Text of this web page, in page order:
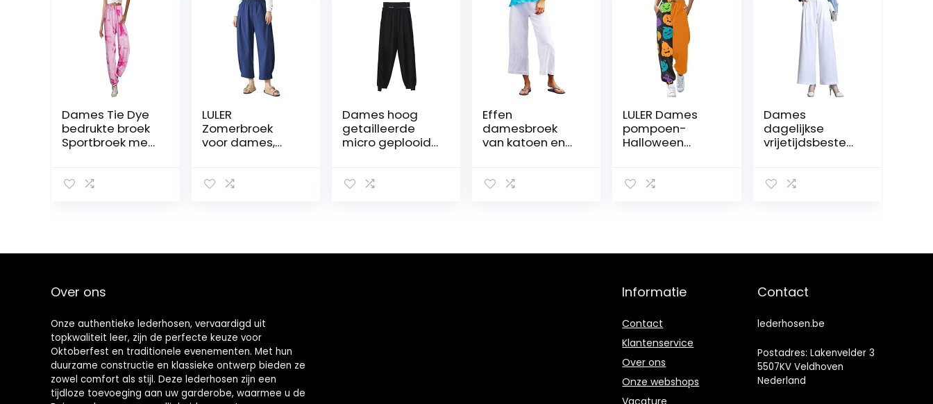
Dames Tie Dye
bedrukte broek
Sportbroek met
Hardloopbroek
LULER
Zomerbroek
voor dames,
lange broek met
Dames hoog
getailleerde
micro geplooide
joggingbroek
Effen
damesbroek
van katoen en
wijde pijpen,
LULER Dames
pompoen-
Halloween
print casual
dames stretch
Dames
dagelijkse
vrijetijdsbestedi
micro geplooide
comfortabele
Over ons
Onze authentieke lederhosen, vervaardigd uit
topkwaliteit leer, zijn de perfecte keuze voor
Oktoberfest en traditionele evenementen. Met hun
duurzame constructie en klassieke ontwerp bieden ze
zowel comfort als stijl. Deze lederhosen zijn een
tijdloze toevoeging aan uw garderobe, waarmee u de
Informatie
Contact
Klantenservice
Over ons
Onze webshops
Vacature
Contact
lederhosen.be
Postadres: Lakenvelder 3
5507KV Veldhoven
Nederland